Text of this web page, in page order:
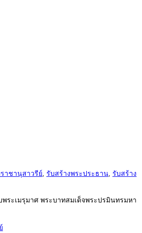
าชานุสาวรีย์, รับสร้างพระประธาน, รับสร้าง
ระเมรุมาศ พระบาทสมเด็จพระปรมินทรมหา